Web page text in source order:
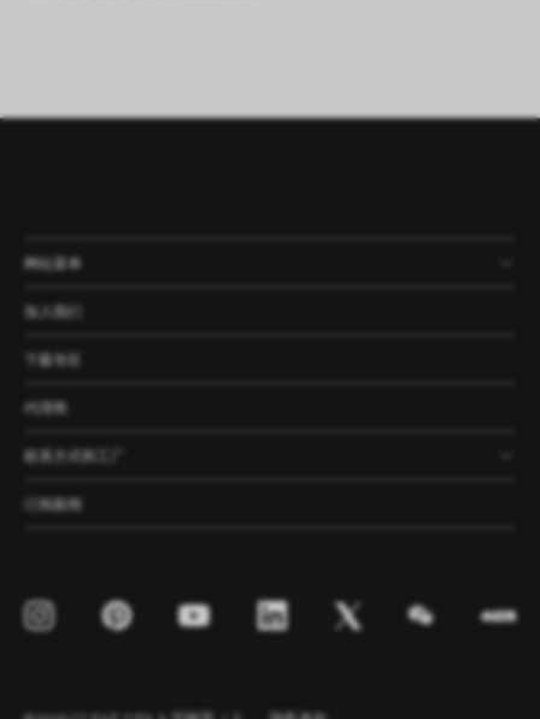
网站菜单
产品
公司
资讯
案例
加入我们
代理商
联系方式和工厂
订阅新闻